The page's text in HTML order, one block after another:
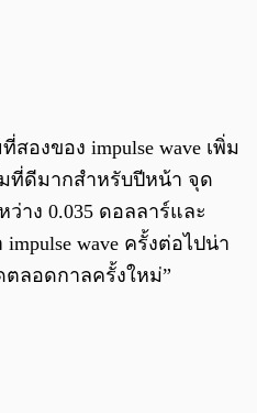
องของ impulse wave เพิ่ม
ที่ดีมากสำหรับปีหน้า จุด
าง 0.035 ดอลลาร์และ
wave ครั้งต่อไปน่า
ตลอดกาลครั้งใหม่”